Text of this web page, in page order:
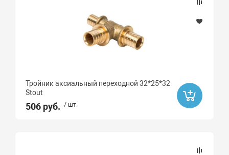
Тройник аксиальный переходной 32*25*32
Stout
506 руб. / шт.